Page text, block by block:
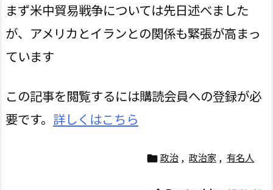
まず米中貿易戦争については先日述べました
が、アメリカとイランとの関係も緊張が高まっ
ています
この記事を閲覧するには購読会員への登録が必
要です。 詳しくはこちら
 政治 , 政治家 , 有名人